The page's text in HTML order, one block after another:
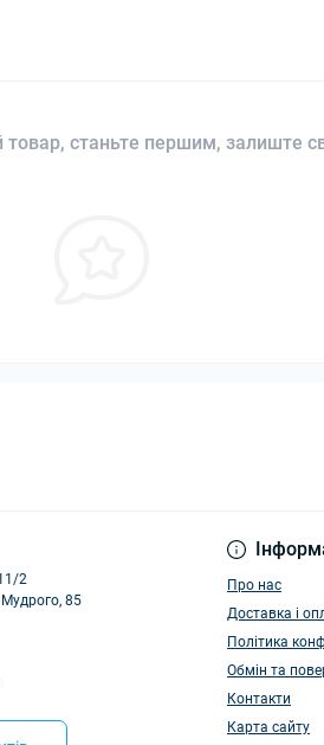
товар, станьте першим, залиште
2
85
Про нас
Доставка і
Політика
Обмін та
Контакти
Карта сайту